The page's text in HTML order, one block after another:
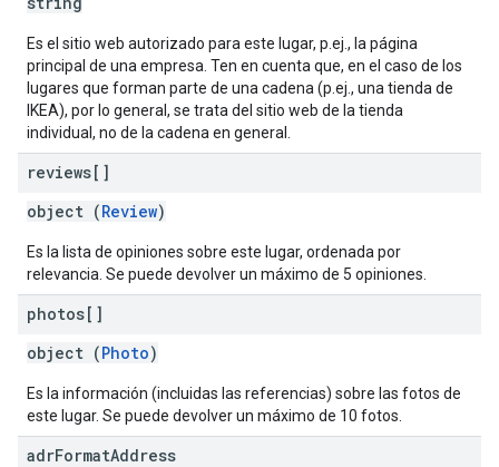
Es el sitio web autorizado para este lugar, p.ej., la página
principal de una empresa. Ten en cuenta que, en el caso de los
lugares que forman parte de una cadena (p.ej., una tienda de
IKEA), por lo general, se trata del sitio web de la tienda
individual, no de la cadena en general.
reviews[]
object (Review)
Es la lista de opiniones sobre este lugar, ordenada por
relevancia. Se puede devolver un máximo de 5 opiniones.
photos[]
object (Photo)
Es la información (incluidas las referencias) sobre las fotos de
este lugar. Se puede devolver un máximo de 10 fotos.
adrFormatAddress